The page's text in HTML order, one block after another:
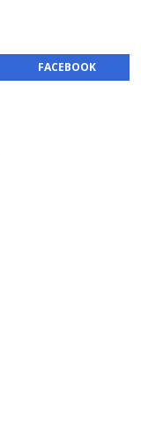
FACEBOOK